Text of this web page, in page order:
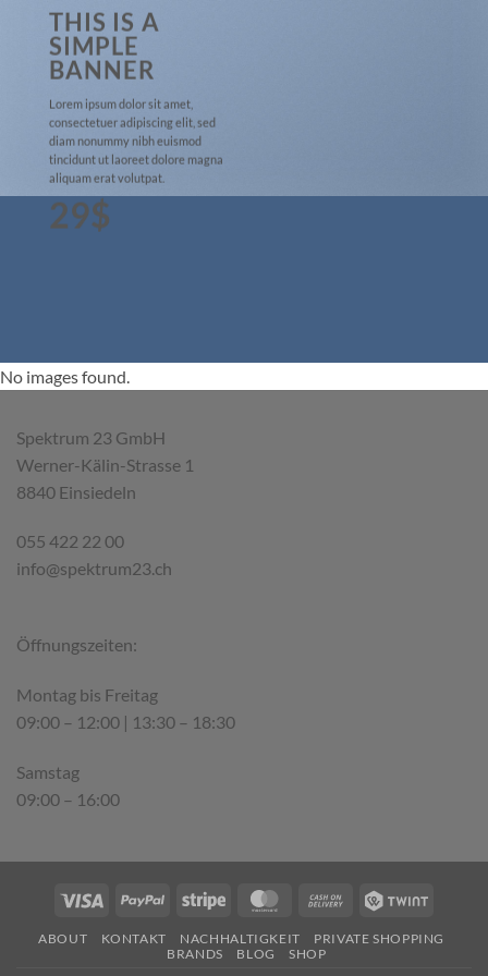
THIS IS A
SIMPLE
BANNER
Lorem ipsum dolor sit amet,
consectetuer adipiscing elit, sed
diam nonummy nibh euismod
tincidunt ut laoreet dolore magna
aliquam erat volutpat.
29$
No images found.
Spektrum 23 GmbH
Werner-Kälin-Strasse 1
8840 Einsiedeln
055 422 22 00
info@spektrum23.ch
Öffnungszeiten:
Montag bis Freitag
09:00 – 12:00 | 13:30 – 18:30
Samstag
09:00 – 16:00
Visa PayPal Stripe MasterCardCash
Delivery
Twint
ABOUT KONTAKT NACHHALTIGKEIT
PRIVATE SHOPPING
BRANDS
BLOG SHOP